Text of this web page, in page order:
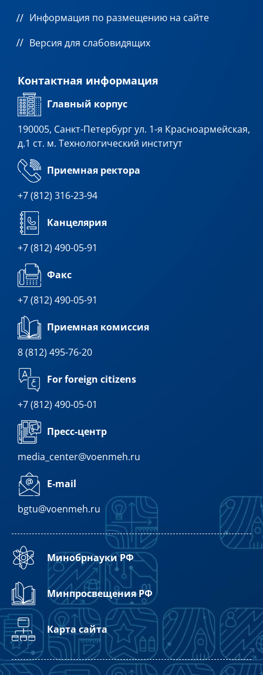
Информация по размещению на сайте
Версия для слабовидящих
Контактная информация
Главный корпус
190005, Санкт-Петербург ул. 1-я Красноармейская,
д.1 ст. м. Технологический институт
Приемная ректора
+7 (812) 316-23-94
Канцелярия
+7 (812) 490-05-91
Факс
+7 (812) 490-05-91
Приемная комиссия
8 (812) 495-76-20
For foreign citizens
+7 (812) 490-05-01
Пресс-центр
media_center@voenmeh.ru
E-mail
bgtu@voenmeh.ru
Минобрнауки РФ
Минпросвещения РФ
Карта сайта